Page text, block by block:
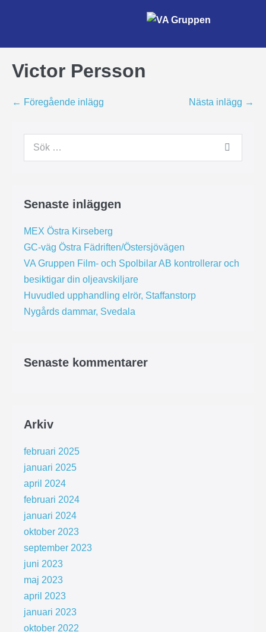
Victor Persson
← Föregående inlägg Nästa inlägg →
Senaste inläggen
MEX Östra Kirseberg
GC-väg Östra Fädriften/Östersjövägen
VA Gruppen Film- och Spolbilar AB kontrollerar och
besiktigar din oljeavskiljare
Huvudled upphandling elrör, Staffanstorp
Nygårds dammar, Svedala
Senaste kommentarer
Arkiv
februari 2025
januari 2025
april 2024
februari 2024
januari 2024
oktober 2023
september 2023
juni 2023
maj 2023
april 2023
januari 2023
oktober 2022